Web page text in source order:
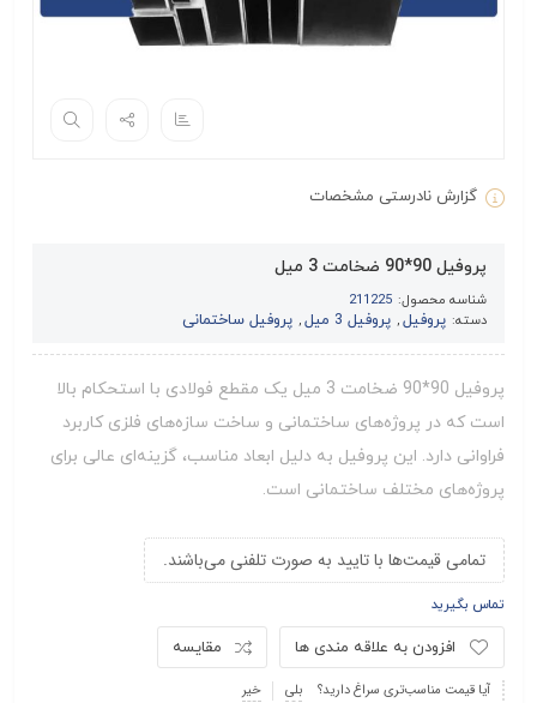
گزارش نادرستی مشخصات
پروفیل 90*90 ضخامت 3 میل
شناسه محصول: 211225
دسته: پروفیل, پروفیل 3 میل , پروفیل ساختمانی
پروفیل 90*90 ضخامت 3 میل یک مقطع فولادی با استحکام بالا
است که در پروژه‌های ساختمانی و ساخت سازه‌های فلزی کاربرد
فراوانی دارد. این پروفیل به دلیل ابعاد مناسب، گزینه‌ای عالی برای
پروژه‌های مختلف ساختمانی است.
تمامی قیمت‌ها با تایید به صورت تلفنی می‌باشند.
تماس بگیرید
مقایسه افزودن به علاقه مندی ها
آیا قیمت مناسب‌تری سراغ دارید؟ بلی خیر